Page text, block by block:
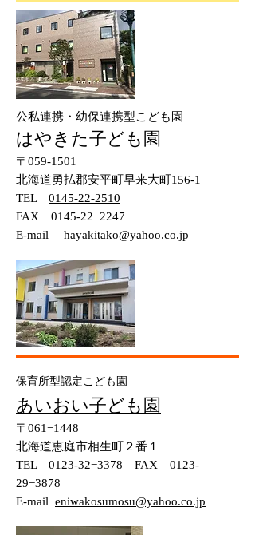
公私連携・幼保連携型こども園
はやきた子ども園
〒059-1501
北海道勇払郡安平町早来大町156-1
TEL 0145-22-2510
FAX 0145-22−2247
​E-mail hayakitako@yahoo.co.jp
保育所型認定こども園
あいおい子ども園
〒061−1448
北海道恵庭市相生町２番１
TEL 0123-32−3378 FAX 0123-
29−3878
​E-mail eniwakosumosu@yahoo.co.jp